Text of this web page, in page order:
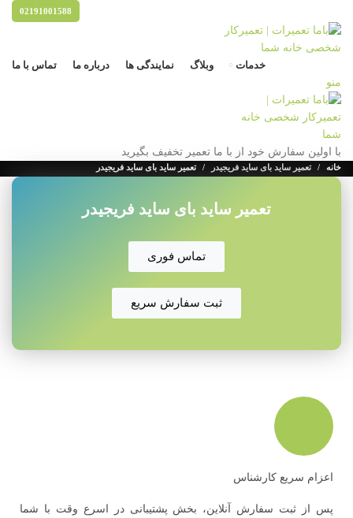
02191001588
خدمات وبلاگ نمایندگی ها درباره ما
تماس با ما
منو
با اولین سفارش خود از با ما تعمیر تخفیف بگیرید
خانه تعمیر ساید بای ساید فریجیدر تعمیر ساید بای ساید فریجیدر
تعمیر ساید بای ساید فریجیدر
تماس فوری
ثبت سفارش سریع
اعزام سریع کارشناس
پس از ثبت سفارش آنلاین، بخش پشتیبانی در اسرع وقت با شما